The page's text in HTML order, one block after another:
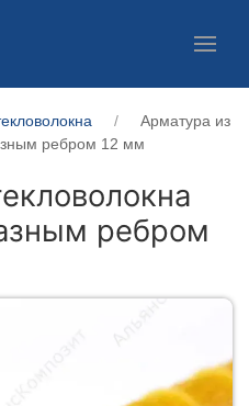
Арматура из
ребром 12 мм
ребром